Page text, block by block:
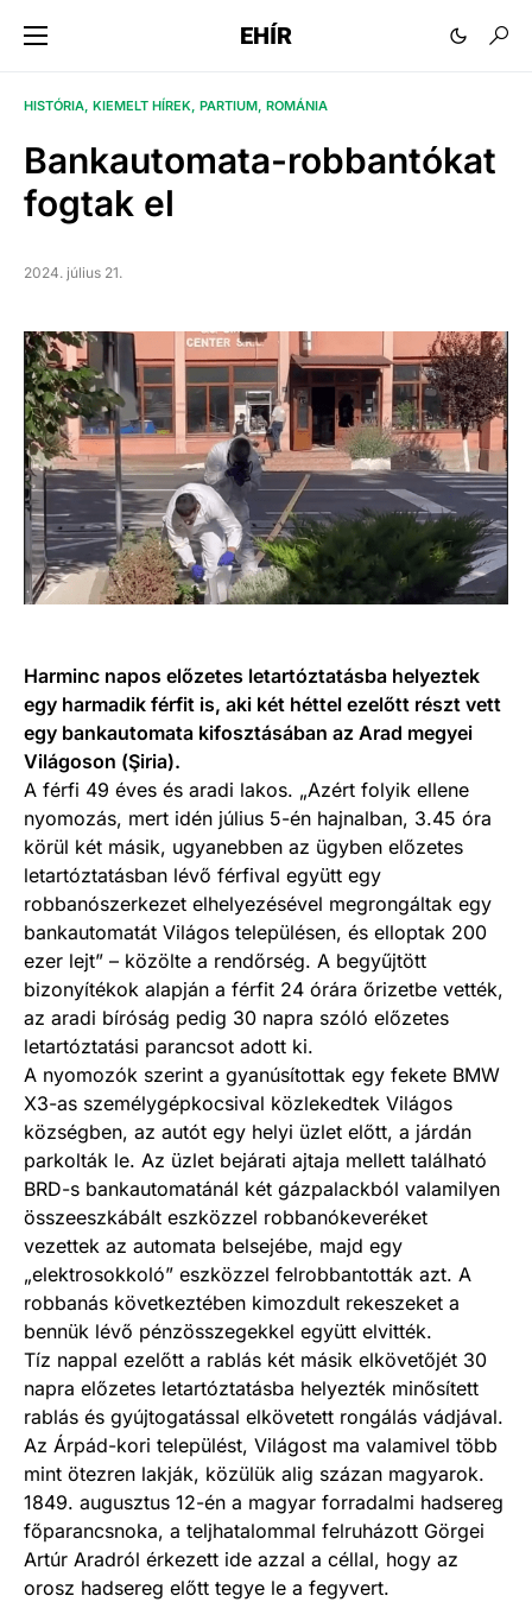
EHÍR
HISTÓRIA KIEMELT HÍREK PARTIUM ROMÁNIA
Bankautomata-robbantókat
fogtak el
2024. július 21.
Harminc napos előzetes letartóztatásba helyeztek
egy harmadik férfit is, aki két héttel ezelőtt részt vett
egy bankautomata kifosztásában az Arad megyei
Világoson (Şiria).
A férfi 49 éves és aradi lakos. „Azért folyik ellene
nyomozás, mert idén július 5-én hajnalban, 3.45 óra
körül két másik, ugyanebben az ügyben előzetes
letartóztatásban lévő férfival együtt egy
robbanószerkezet elhelyezésével megrongáltak egy
bankautomatát Világos településen, és elloptak 200
ezer lejt” – közölte a rendőrség. A begyűjtött
bizonyítékok alapján a férfit 24 órára őrizetbe vették,
az aradi bíróság pedig 30 napra szóló előzetes
letartóztatási parancsot adott ki.
A nyomozók szerint a gyanúsítottak egy fekete BMW
X3-as személygépkocsival közlekedtek Világos
községben, az autót egy helyi üzlet előtt, a járdán
parkolták le. Az üzlet bejárati ajtaja mellett található
BRD-s bankautomatánál két gázpalackból valamilyen
összeeszkábált eszközzel robbanókeveréket
vezettek az automata belsejébe, majd egy
„elektrosokkoló” eszközzel felrobbantották azt. A
robbanás következtében kimozdult rekeszeket a
bennük lévő pénzösszegekkel együtt elvitték.
Tíz nappal ezelőtt a rablás két másik elkövetőjét 30
napra előzetes letartóztatásba helyezték minősített
rablás és gyújtogatással elkövetett rongálás vádjával.
Az Árpád-kori települést, Világost ma valamivel több
mint ötezren lakják, közülük alig százan magyarok.
1849. augusztus 12-én a magyar forradalmi hadsereg
főparancsnoka, a teljhatalommal felruházott Görgei
Artúr Aradról érkezett ide azzal a céllal, hogy az
orosz hadsereg előtt tegye le a fegyvert.